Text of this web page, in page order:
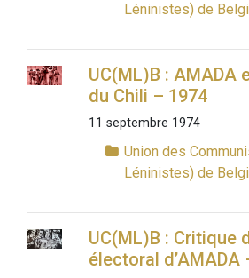
Léninistes) de
UC(ML)B : AMADA
du Chili – 1974
11 septembre 1974
Union des
Léninistes) de
UC(ML)B : Critique
électoral d’AMADA